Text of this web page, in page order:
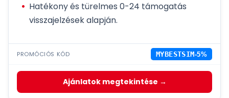
Hatékony és türelmes 0-24 támogatás
visszajelzések alapján.
PROMÓCIÓS KÓD MYBESTSIM-5%
Ajánlatok megtekintése →